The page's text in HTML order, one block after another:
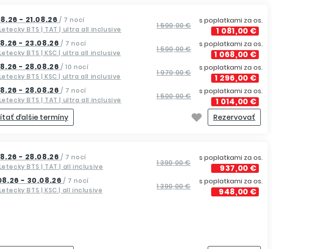
- 21.08.26 / 7 nocí
BTS | TAT| ultra all inclusive 1 590,00 €
s poplatkami za os.
1 081,00 €
- 23.08.26 / 7 nocí
BTS | KSC| ultra all inclusive 1 590,00 €
s poplatkami za os.
1 068,00 €
- 28.08.26 / 10 nocí
BTS | KSC| ultra all inclusive 1 970,00 €
s poplatkami za os.
1 296,00 €
- 28.08.26 / 7 nocí
BTS | TAT| ultra all inclusive 1 500,00 €
s poplatkami za os.
1 014,00 €
ďalšie termíny Rezervovať
- 28.08.26 / 7 nocí
BTS | TAT| all inclusive 1 390,00 €
s poplatkami za os.
937,00 €
- 30.08.26 / 7 nocí
BTS | KSC| all inclusive 1 390,00 €
s poplatkami za os.
948,00 €